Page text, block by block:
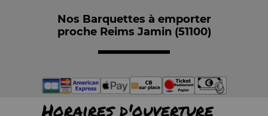
Nos Barquettes à emporter
proche Reims Jamin (51100)
Horaires d'ouverture